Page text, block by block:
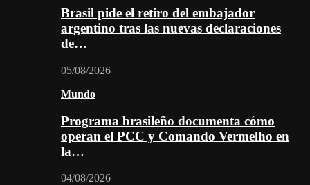
Brasil pide el retiro del embajador
argentino tras las nuevas declaraciones
de…
05/08/2026
Mundo
Programa brasileño documenta cómo
operan el PCC y Comando Vermelho en
la…
04/08/2026